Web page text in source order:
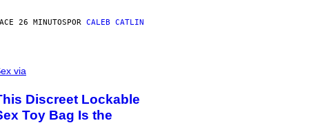
26 MINUTOSPOR CALEB CATLIN
via
Discreet Lockable
Toy Bag Is the